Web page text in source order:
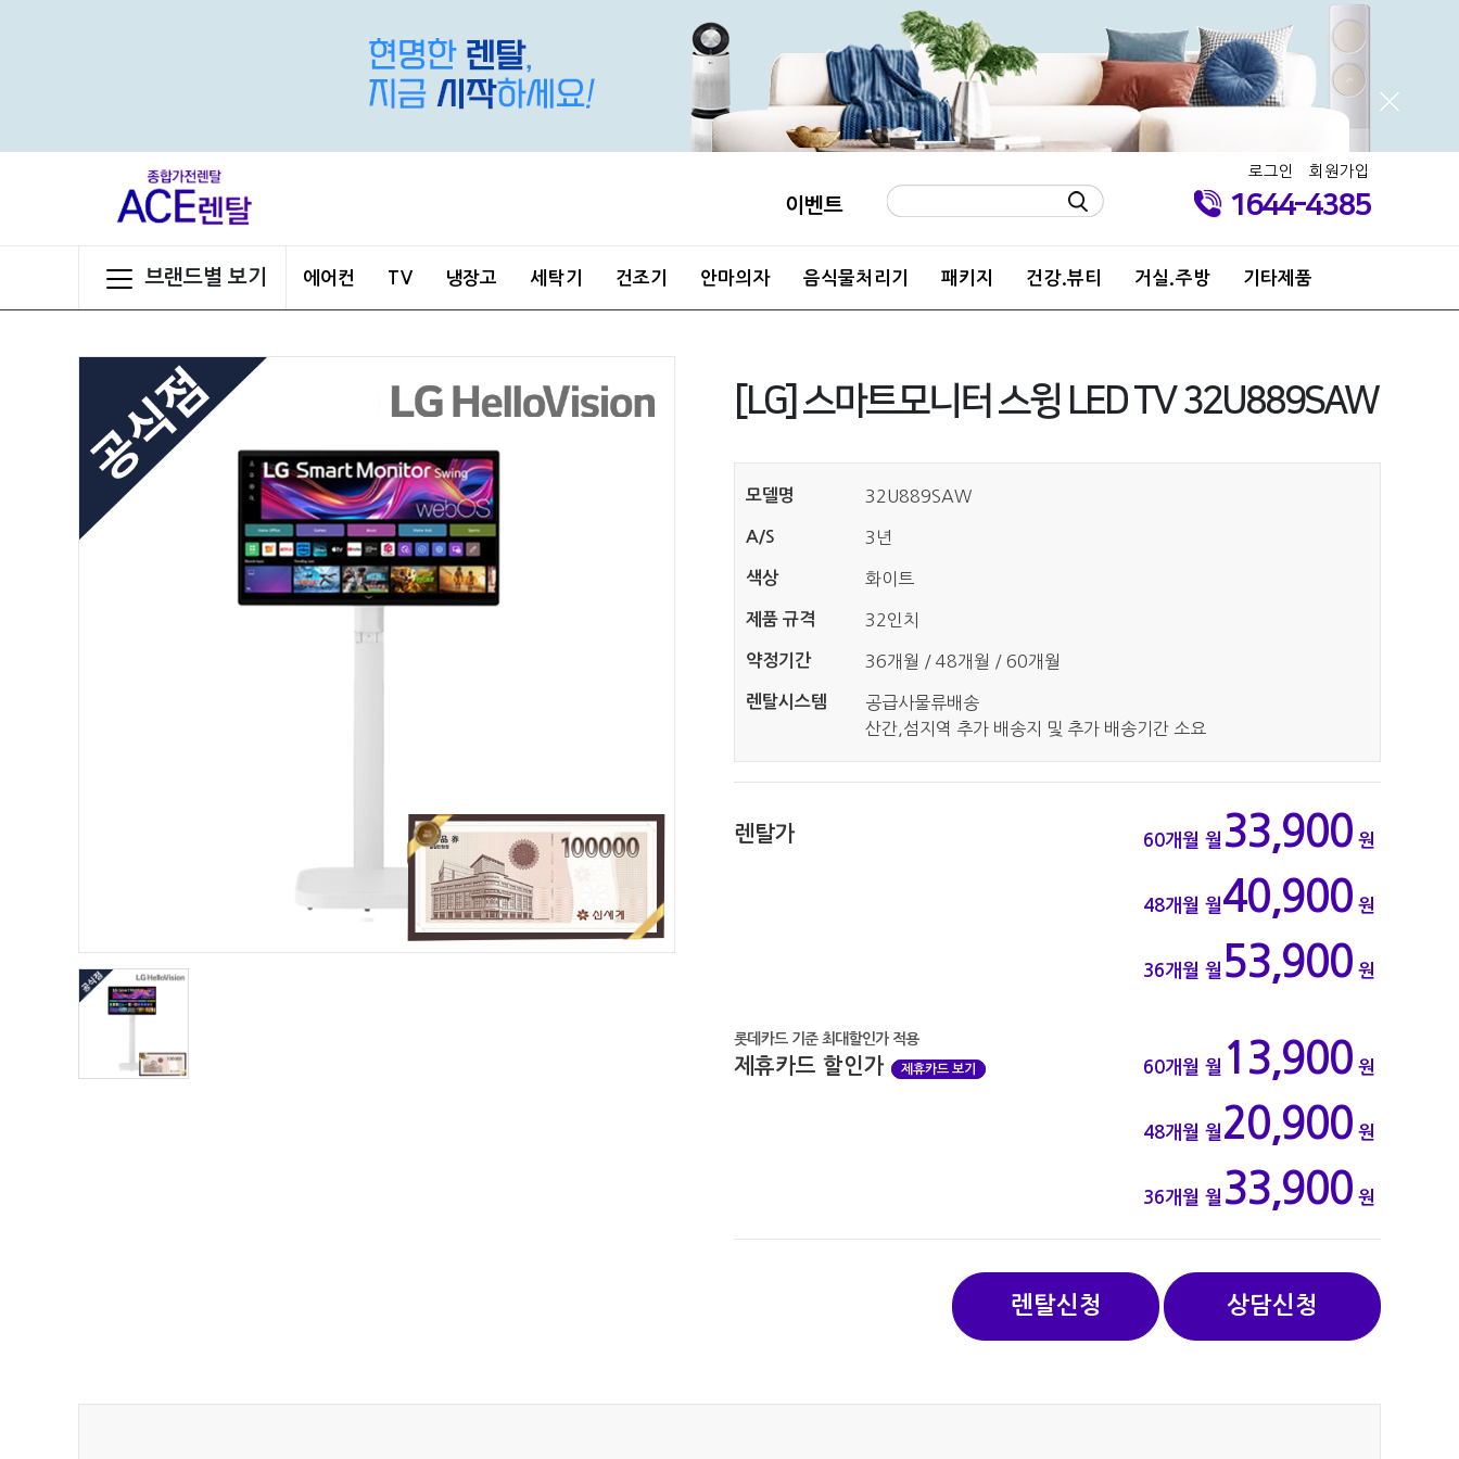
이벤트 1644-4385
로그인 회원가입
브랜드별 보기 에어컨 TV 냉장고 세탁기 건조기 안마의자 음식물처리기 패키지 건강.뷰티 거실.주방 기타제품
[LG] 스마트모니터 스윙 LED TV 32U889SAW
모델명 32U889SAW
A/S 3년
색상 화이트
제품 규격 32인치
약정기간 36개월 / 48개월 / 60개월
렌탈시스템
공급사물류배송
산간,섬지역 추가 배송지 및 추가 배송기간 소요
렌탈가 60개월 월 33,900 원
48개월 월40,900 원
36개월 월 53,900 원
롯데카드 기준 최대할인가 적용
제휴카드 할인가 제휴카드 보기 60개월 월 13,900 원
48개월 월 20,900 원
36개월 월 33,900 원
렌탈신청 상담신청